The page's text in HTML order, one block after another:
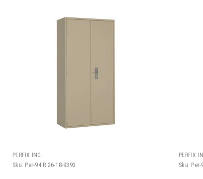
PERFIX INC.
Sku: Per-94 R 26-18-9393
PERFIX
Sku: